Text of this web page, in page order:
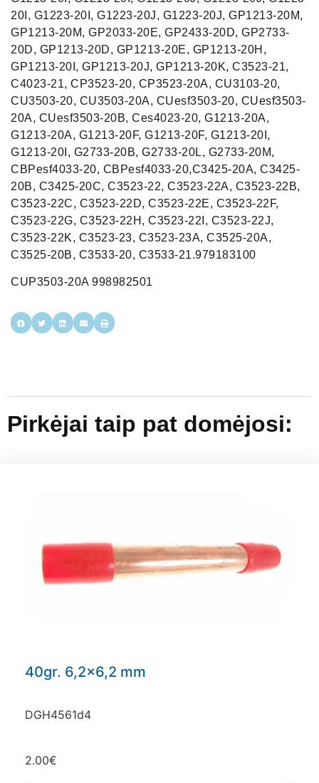
CUP3503-20A 998982501
Pirkėjai taip pat domėjosi:
40gr. 6,2×6,2 mm
DGH4561d4
2.00€